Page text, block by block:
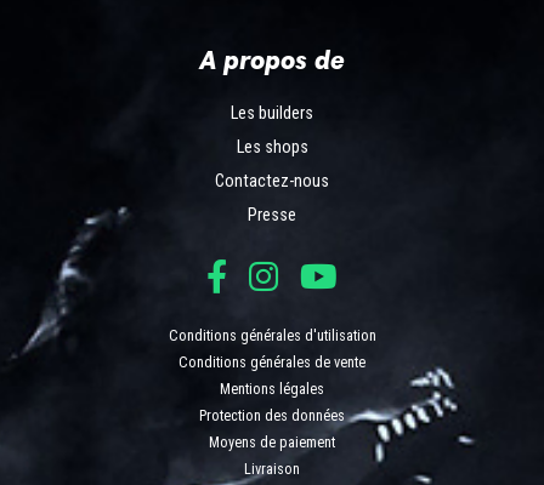
A propos de
Les builders
Les shops
Contactez-nous
Presse
Conditions générales d'utilisation
Conditions générales de vente
Mentions légales
Protection des données
Moyens de paiement
Livraison